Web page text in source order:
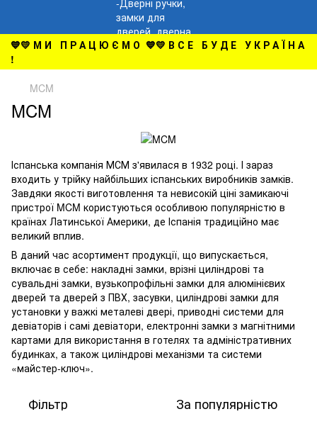
💙💛 М И П Р А Ц Ю Є М О 💙💛 В С Е Б У Д Е У К Р А Ї Н А
!
MCM
MCM
Іспанська компанія МСМ з'явилася в 1932 році. І зараз
входить у трійку найбільших іспанських виробників замків.
Завдяки якості виготовлення та невисокій ціні замикаючі
пристрої MCM користуються особливою популярністю в
країнах Латинської Америки, де Іспанія традиційно має
великий вплив.
В даний час асортимент продукції, що випускається,
включає в себе: накладні замки, врізні циліндрові та
сувальдні замки, вузькопрофільні замки для алюмінієвих
дверей та дверей з ПВХ, засувки, циліндрові замки для
установки у важкі металеві двері, приводні системи для
девіаторів і самі девіатори, електронні замки з магнітними
картами для використання в готелях та адміністративних
будинках, а також циліндрові механізми та системи
«майстер-ключ».
Фільтр За популярністю